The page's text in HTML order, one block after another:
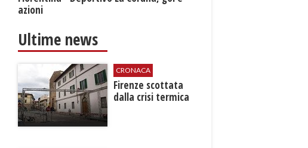
azioni
Ultime news
CRONACA
Firenze scottata
dalla crisi termica